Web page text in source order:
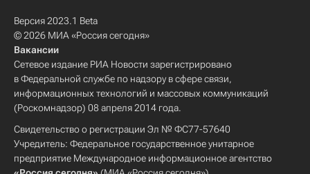
Версия 2023.1 Beta
© 2026 МИА «Россия сегодня»
Вакансии
Сетевое издание РИА Новости зарегистрировано
в Федеральной службе по надзору в сфере связи,
информационных технологий и массовых коммуникаций
(Роскомнадзор) 08 апреля 2014 года.
Свидетельство о регистрации Эл № ФС77-57640
Учредитель: Федеральное государственное унитарное
предприятие Международное информационное агентство